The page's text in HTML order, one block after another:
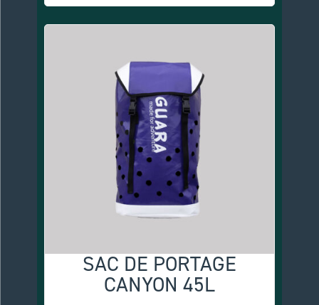
SAC DE PORTAGE
CANYON 45L